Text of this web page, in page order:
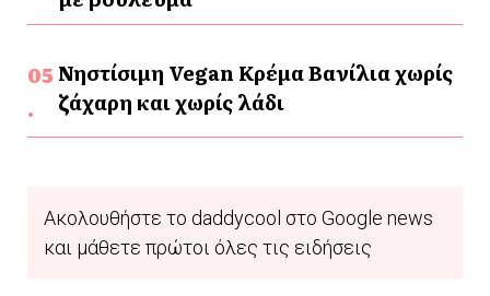
Νηστίσιμη Vegan Κρέμα Βανίλια χωρίς
ζάχαρη και χωρίς λάδι
Ακολουθήστε το daddycool στο Google news
και μάθετε πρώτοι όλες τις ειδήσεις